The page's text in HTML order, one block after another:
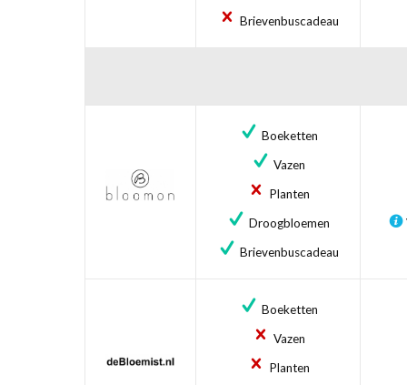
Brievenbuscadeau
Boeketten
Vazen
Planten
Droogbloemen
Brievenbuscadeau
Boeketten
Vazen
Planten